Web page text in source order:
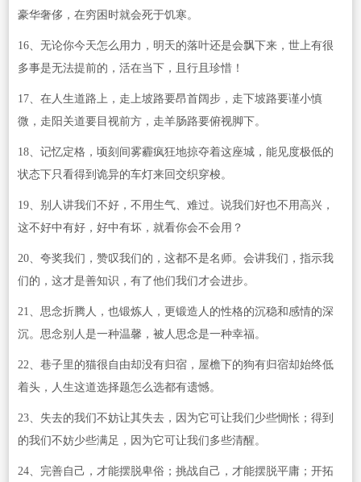
豪华奢侈，在穷困时就会死于饥寒。
16、无论你今天怎么用力，明天的落叶还是会飘下来，世上有很
多事是无法提前的，活在当下，且行且珍惜！
17、在人生道路上，走上坡路要昂首阔步，走下坡路要谨小慎
微，走阳关道要目视前方，走羊肠路要俯视脚下。
18、记忆定格，顷刻间雾霾疯狂地掠夺着这座城，能见度极低的
状态下只看得到诡异的车灯来回交织穿梭。
19、别人讲我们不好，不用生气、难过。说我们好也不用高兴，
这不好中有好，好中有坏，就看你会不会用？
20、夸奖我们，赞叹我们的，这都不是名师。会讲我们，指示我
们的，这才是善知识，有了他们我们才会进步。
21、思念折腾人，也锻炼人，更锻造人的性格的沉稳和感情的深
沉。思念别人是一种温馨，被人思念是一种幸福。
22、巷子里的猫很自由却没有归宿，屋檐下的狗有归宿却始终低
着头，人生这道选择题怎么选都有遗憾。
23、失去的我们不妨让其失去，因为它可让我们少些惆怅；得到
的我们不妨少些满足，因为它可让我们多些清醒。
24、完善自己，才能摆脱卑俗；挑战自己，才能摆脱平庸；开拓